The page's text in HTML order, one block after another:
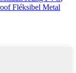
Fléksibel Metal